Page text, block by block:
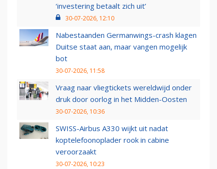
‘investering betaalt zich uit’
30-07-2026, 12:10
Nabestaanden Germanwings-crash klagen
Duitse staat aan, maar vangen mogelijk
bot
30-07-2026, 11:58
Vraag naar vliegtickets wereldwijd onder
druk door oorlog in het Midden-Oosten
30-07-2026, 10:36
SWISS-Airbus A330 wijkt uit nadat
koptelefoonoplader rook in cabine
veroorzaakt
30-07-2026, 10:23